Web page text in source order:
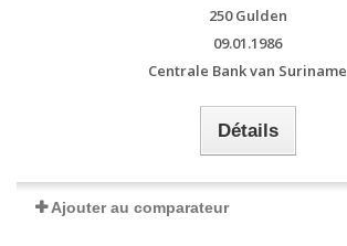
250 Gulden
09.01.1986
Centrale Bank van Suriname
Détails
Ajouter au comparateur